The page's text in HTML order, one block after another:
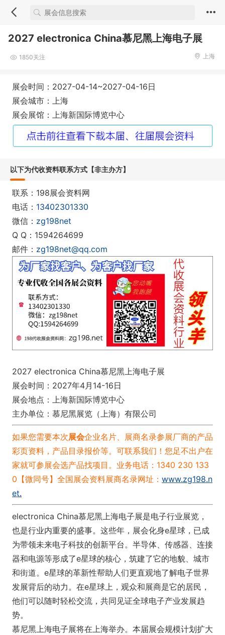
2027 electronica China慕尼黑上海电子展
1850关注 上海
展会时间：2027-04-14~2027-04-16日
展会城市：上海
展会展馆：上海新国际博览中心
以下为代收资料联系方式【非主办方】
联系：198展会资料网
电话： 13402301330
微信： zg198net
Q Q：1594264699
邮件： zg198net@qq.com
2027 electronica China慕尼黑上海电子展
展会时间：2027年4月14-16日
展会地点：上海新国际博览中心
主办单位：慕尼黑展览（上海）有限公司
如果您需要本次展会企业名片、展商名录参展厂商的产品
彩页资料，产品目录报价等。可联系我们！ 您足不出户在
家就可参展会选产品找项目。业务电话：1340 230 133
0【微同号】 全国展会资料展商名录网址： www.zg198.n
et.
electronica China慕尼黑上海电子展是电子行业展览，
也是行业内重要的盛事。这些年，展会化身e星球，已成
为带领未来电子科技的创新平台。半导体、传感器、连接
器和电源等形成了e星球的核心，筑建了它的地貌、城市
和街道。e星球的革新性帮助人们更直观地了解电子世界
发展背后的动力。在e星球上，观众和展商是它的居民，
他们可以随时轻松交流，共同见证全球电子产业发展趋
势。
慕尼黑上海电子展将在上海举办。本届展会规模计划扩大